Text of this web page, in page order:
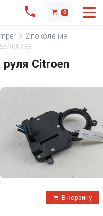
0
2 поколение
руля Citroen
В корзину